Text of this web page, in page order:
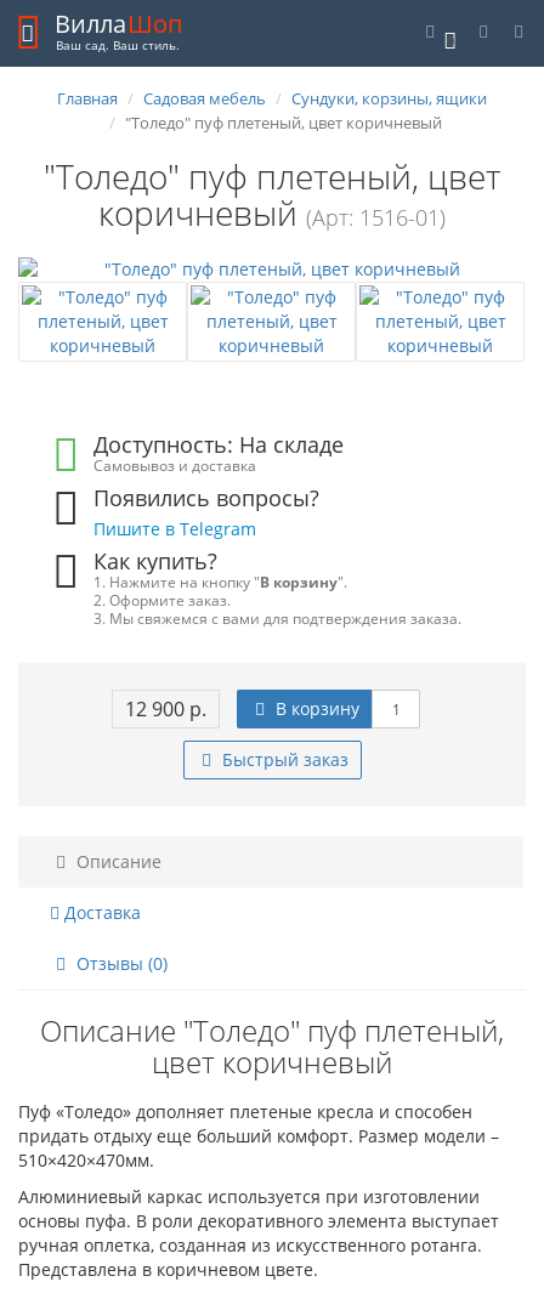
0
ВиллаШоп
Ваш сад. Ваш стиль.
Главная Садовая мебель
Сундуки, корзины, ящики
"Толедо" пуф плетеный, цвет коричневый
"Толедо" пуф плетеный, цвет
коричневый (Арт: 1516-01)
Доступность: На складе
Самовывоз и доставка
Появились вопросы?
Пишите в Telegram
Как купить?
1. Нажмите на кнопку "В корзину".
2. Оформите заказ.
3. Мы свяжемся с вами для подтверждения заказа.
12 900 р. В корзину
Быстрый заказ
Описание
Доставка
Отзывы (0)
Описание "Толедо" пуф плетеный,
цвет коричневый
Пуф «Толедо» дополняет плетеные кресла и способен
придать отдыху еще больший комфорт. Размер модели –
510×420×470мм.
Алюминиевый каркас используется при изготовлении
основы пуфа. В роли декоративного элемента выступает
ручная оплетка, созданная из искусственного ротанга.
Представлена в коричневом цвете.